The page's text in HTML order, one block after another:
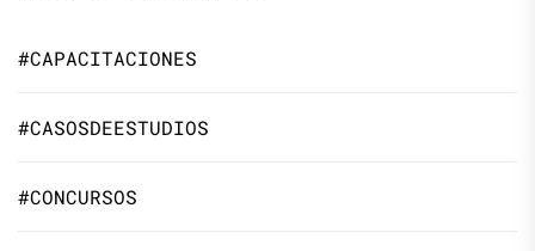
#CAPACITACIONES
#CASOSDEESTUDIOS
#CONCURSOS